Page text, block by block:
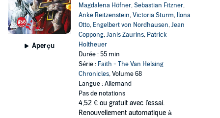
Aperçu
Magdalena Höfner,Sebastian Fitzner,
Anke Reitzenstein,Victoria Sturm, Ilona
Otto, Engelbert von Nordhausen,Jean
Coppong,Janis Zaurins, Patrick
Holtheuer
Durée : 55 min
Série : Faith - The Van Helsing
Chronicles, Volume 68
Langue : Allemand
Pas de notations
4,52 € ou gratuit avec l'essai.
Renouvellement automatique à